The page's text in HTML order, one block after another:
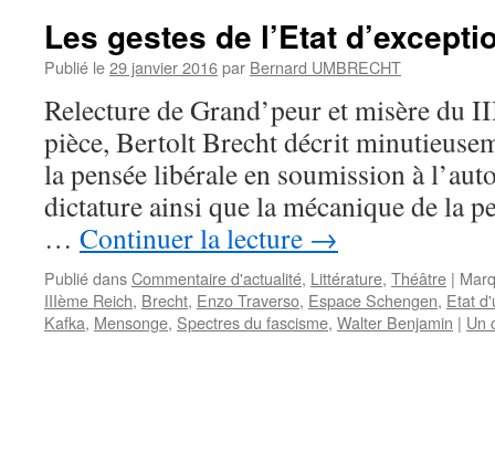
Les gestes de l’Etat
Publié le29 janvier 2016par Bernard UMBRECHT
Relecture de Grand’peur et misère du
pièce, Bertolt Brecht décrit
la pensée libérale en soumission à
dictature ainsi que la mécanique de la
… Continuer la lecture →
Publié dansCommentaire d'actualité, Littérature, Théâtre |
IIIème Reich, Brecht, Enzo Traverso, Espace Schengen, Etat
Kafka, Mensonge, Spectres du fascisme, Walter Benjamin | Un